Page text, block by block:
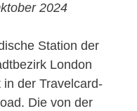
2024
Station der
London
der Travelcard-
Die von der